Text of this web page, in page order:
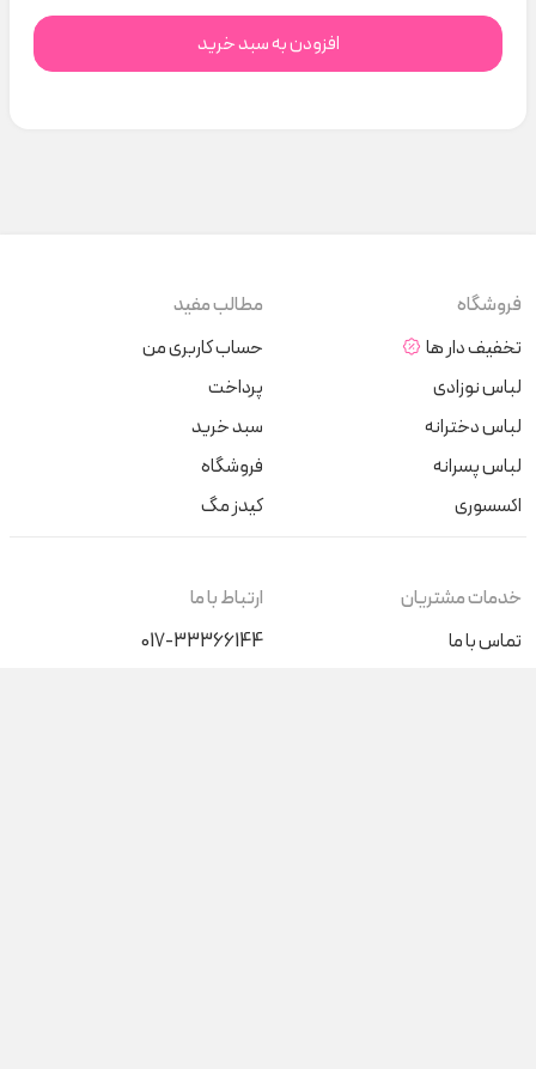
افزودن به سبد خرید
فروشگاه
تخفیف دار ها
لباس نوزادی
لباس دخترانه
لباس پسرانه
اکسسوری
مطالب مفید
حساب کاربری من
پرداخت
سبد خرید
فروشگاه
کیدز مگ
خدمات مشتریان
تماس با ما
ارتباط با ما
017-33366144